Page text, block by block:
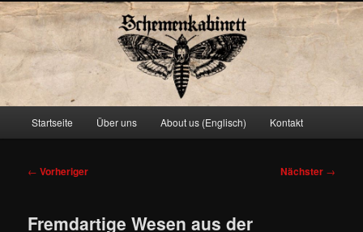
Schemenkabinett
Zum
springen
Startseite Über uns About us (Englisch) Kontakt
Beitragsnavigation
← Vorheriger Nächster →
Fremdartige Wesen aus der